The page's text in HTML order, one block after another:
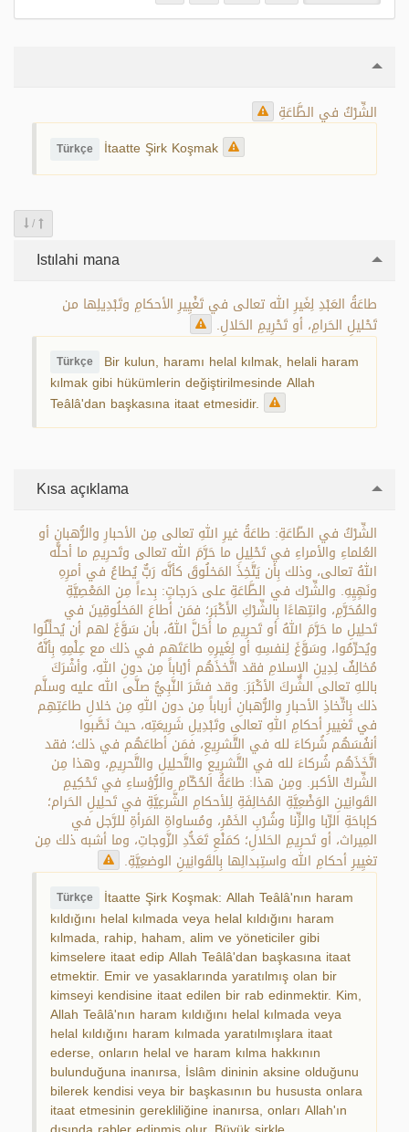
الشِّرْكُ في الطَّاعَةِ
Türkçe İtaatte Şirk Koşmak
/
Istılahi mana
طاعَةُ العَبْدِ لِغَيرِ الله تعالى في تَغْيِيرِ الأحكامِ وتَبْدِيلِها من
تَحْليلِ الحَرامِ، أو تَحْرِيمِ الحَلالِ.
Türkçe Bir kulun, haramı helal kılmak, helali haram
kılmak gibi hükümlerin değiştirilmesinde Allah
Teâlâ'dan başkasına itaat etmesidir.
Kısa açıklama
الشِّرْكُ في الطّاعَةِ: طاعَةُ غيرِ اللهِ تعالى مِن الأحبارِ والرُّهبانِ أو
العُلماءِ والأمراءِ في تَحْلِيلِ ما حَرَّمَ الله تعالى وتَحرِيمِ ما أحلَّه
اللهُ تعالى، وذلك بِأن يَتَّخِذَ المَخلُوقَ كأنَّه رَبٌّ يُطاعُ في أمرِهِ
ونَهٍيِهِ. والشِّرْك في الطَّاعَةِ على دَرجاتٍ: بِدءاً مِن المَعْصِيَّةِ
والمُحَرَّمِ، وانتِهاءًا بِالشِّرْكِ الأَكْبَرِ؛ فمَن أطاعَ المَخلُوقِينَ في
تَحلِيلِ ما حَرَّمَ اللهُ أو تَحرِيمِ ما أحَلَّ اللهُ، بأن سَوَّغَ لهم أن يُحلِّلُوا
ويُحرِّمُوا، وسَوَّغَ لِنفسِهِ أو لِغَيرِهِ طاعَتَهم في ذلك مع عِلْمِهِ بِأنَّهُ
مُخالِفٌ لِدِينِ الإسلامِ فقد اتَّخذَهُم أرْباباً مِن دونِ اللهِ، وأشْرَكَ
باللهِ تعالى الشِّركَ الأكْبَرَ. وقد فسَّرَ النَّبِيُّ صلَّى الله عليه وسلَّم
ذلك بِاتِّخاذِ الأحبارِ والرُّهبانِ أرباباً مِن دون اللهِ مِن خلالِ طاعَتِهِم
في تَغييرِ أحكامِ اللهِ تعالى وتَبْدِيلِ شَرِيعَتِه، حيث نَصَّبوا
أنفُسَهُم شُركاءَ لله في التَّشرِيعِ، فمَن أطاعَهُم في ذلك؛ فقد
اتَّخَذَهُم شُركاءَ لله في التَّشرِيعِ والتَّحلِيلِ والتَّحرِيمِ، وهذا مِن
الشِّركْ الأكبر. ومِن هذا: طاعَةُ الحُكّامِ والرُّؤساءِ في تَحْكِيمِ
القَوانِينِ الوَضْعِيَّةِ المُخالِفَةِ لِلأحكامِ الشَّرعِيَّةِ في تَحلِيلِ الحَرام؛
كإباحَةِ الرِّبا والزِّنا وشُرْبِ الخَمْرِ، ومُساواةِ المَرأةِ للرَّجل في
المِيراث، أو تَحرِيمِ الحَلالِ؛ كمَنْعِ تَعَدُّدِ الزَّوجاتِ، وما أشبه ذلك مِن
تغيِيرِ أحكامِ الله واستِبدالِها بِالقَوانِينِ الوضعِيَّةِ.
Türkçe İtaatte Şirk Koşmak: Allah Teâlâ'nın haram
kıldığını helal kılmada veya helal kıldığını haram
kılmada, rahip, haham, alim ve yöneticiler gibi
kimselere itaat edip Allah Teâlâ'dan başkasına itaat
etmektir. Emir ve yasaklarında yaratılmış olan bir
kimseyi kendisine itaat edilen bir rab edinmektir. Kim,
Allah Teâlâ'nın haram kıldığını helal kılmada veya
helal kıldığını haram kılmada yaratılmışlara itaat
ederse, onların helal ve haram kılma hakkının
bulunduğuna inanırsa, İslâm dininin aksine olduğunu
bilerek kendisi veya bir başkasının bu hususta onlara
itaat etmesinin gerekliliğine inanırsa, onları Allah'ın